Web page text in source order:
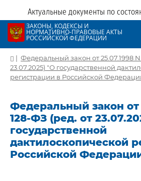
Актуальные документы по
ЗАКОНЫ, КОДЕКСЫ И
НОРМАТИВНО-ПРАВОВЫЕ АКТЫ
РОССИЙСКОЙ ФЕДЕРАЦИИ
| Федеральный закон от 25.07.1998
23.07.2025) "О государственной
регистрации в Российской
Федеральный закон от
128-ФЗ (ред. от
государственной
дактилоскопической
Российской